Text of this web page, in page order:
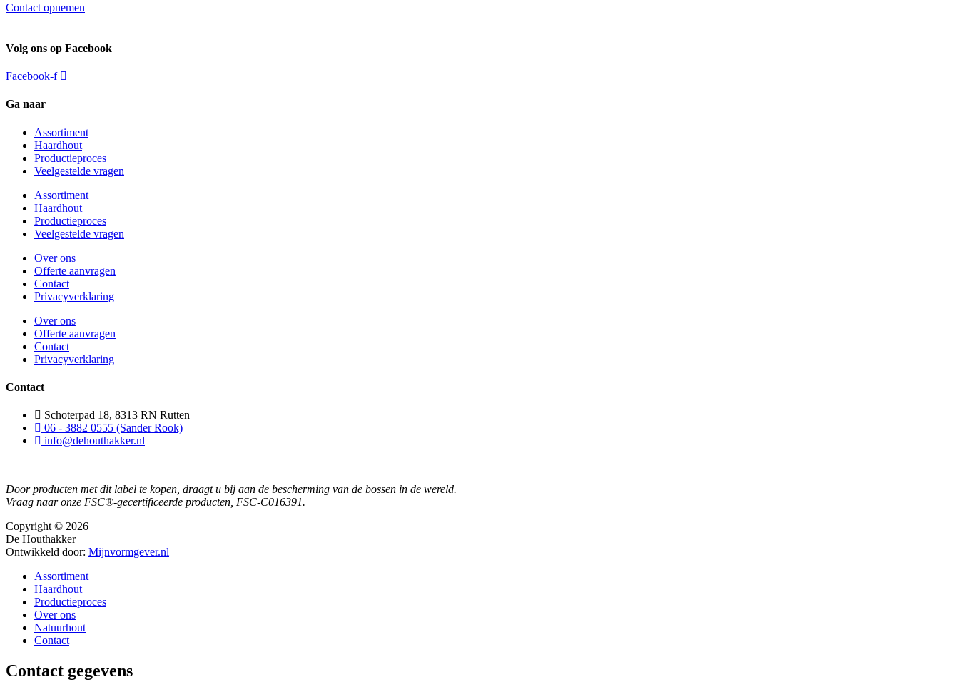
Contact opnemen
Volg ons op Facebook
Facebook-f
Ga naar
Assortiment
Haardhout
Productieproces
Veelgestelde vragen
Assortiment
Haardhout
Productieproces
Veelgestelde vragen
Over ons
Offerte aanvragen
Contact
Privacyverklaring
Over ons
Offerte aanvragen
Contact
Privacyverklaring
Contact
Schoterpad 18, 8313 RN Rutten
06 - 3882 0555 (Sander Rook)
info@dehouthakker.nl
Door producten met dit label te kopen, draagt u bij aan de bescherming van de bossen in de wereld.
Vraag naar onze FSC®-gecertificeerde producten, FSC-C016391.
Copyright © 2026
De Houthakker
Ontwikkeld door: Mijnvormgever.nl
Assortiment
Haardhout
Productieproces
Over ons
Natuurhout
Contact
Contact gegevens